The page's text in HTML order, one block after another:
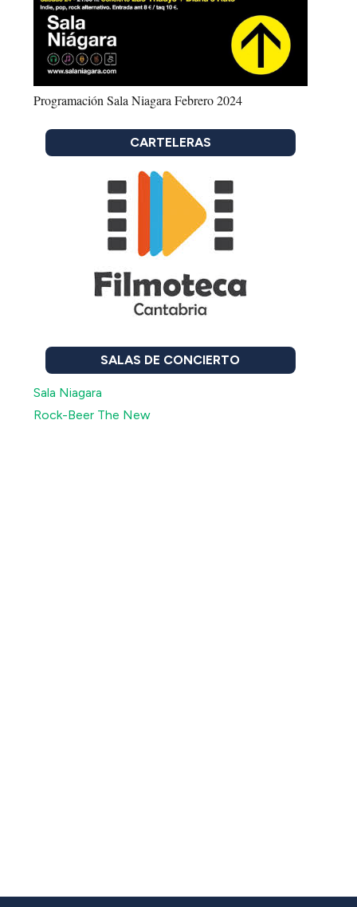
Programación Sala Niagara Febrero 2024
CARTELERAS
SALAS DE CONCIERTO
Sala Niagara
Rock-Beer The New